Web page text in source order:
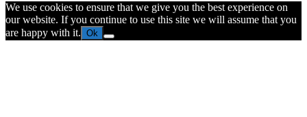
We use cookies to ensure that we give you the best experience on
our website. If you continue to use this site we will assume that you
are happy with it. Ok